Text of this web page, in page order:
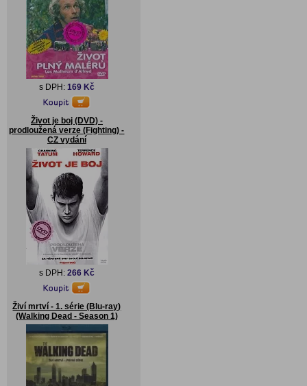
s DPH: 169 Kč
Život je boj (DVD) -
prodloužená verze (Fighting) -
CZ vydání
s DPH: 266 Kč
Živí mrtví - 1. série (Blu-ray)
(Walking Dead - Season 1)